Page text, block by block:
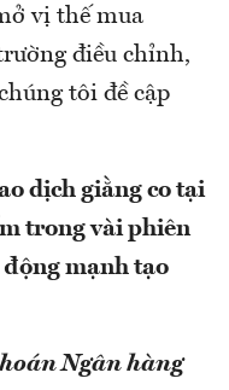
vị thế mua
điều chỉnh,
tôi đề cập
dịch giằng co tại
trong vài phiên
mạnh tạo
Ngân hàng